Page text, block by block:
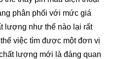
phân phối với mức giá
lượng như thế nào lại rất
việc tìm được một đơn vị
lượng mới là đáng quan